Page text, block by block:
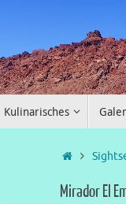
Kulinarisches
Mirador El